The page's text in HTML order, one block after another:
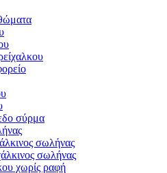
σύρμα
σωλήνας
σωλήνας
χωρίς ραφή